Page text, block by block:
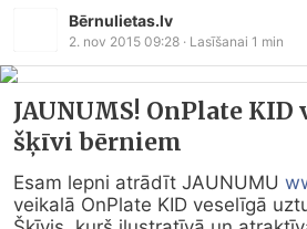
Bērnulietas.lv
2. nov 2015 09:28 · Lasīšanai 1 min
JAUNUMS! OnPlate
šķīvi bērniem
Esam lepni atrādīt JAUNUMU
veikalā OnPlate KID veselīgā